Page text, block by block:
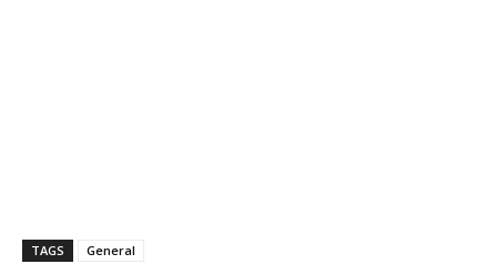
TAGS General